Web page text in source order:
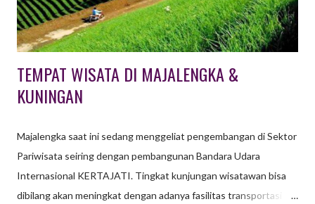
gathering atau outing . Arti gathering atau outing adala...
TEMPAT WISATA DI MAJALENGKA &
KUNINGAN
Majalengka saat ini sedang menggeliat pengembangan di Sektor
Pariwisata seiring dengan pembangunan Bandara Udara
Internasional KERTAJATI. Tingkat kunjungan wisatawan bisa
dibilang akan meningkat dengan adanya fasilitas transportasi ini.